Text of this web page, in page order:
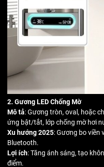
2. Gương LED Chống Mờ
Mô tả: Gương tròn, oval, hoặc
ứng bật/tắt, lớp chống mờ hơi
Xu hướng 2025: Gương bo viền
Bluetooth.
Lợi ích: Tăng ánh sáng, tạo
điểm.